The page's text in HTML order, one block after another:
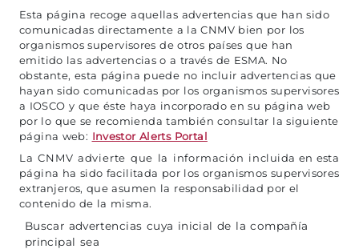
Esta página recoge aquellas advertencias que han sido
comunicadas directamente a la CNMV bien por los
organismos supervisores de otros países que han
emitido las advertencias o a través de ESMA. No
obstante, esta página puede no incluir advertencias que
hayan sido comunicadas por los organismos supervisores
a IOSCO y que éste haya incorporado en su página web
por lo que se recomienda también consultar la siguiente
página web: Investor Alerts Portal
La CNMV advierte que la información incluida en esta
página ha sido facilitada por los organismos supervisores
extranjeros, que asumen la responsabilidad por el
contenido de la misma.
Buscar advertencias cuya inicial de la compañía
principal sea